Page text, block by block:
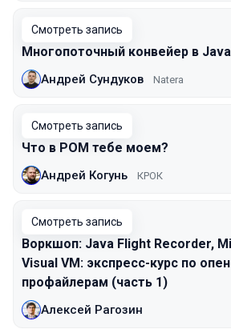
Смотреть запись
Многопоточный конвейер в Java
Андрей Сундуков Natera
Смотреть запись
Что в POM тебе моем?
Андрей Когунь КРОК
Смотреть запись
Воркшоп: Java Flight Recorder,
Visual VM: экспресс-курс по
профайлерам (часть 1)
Алексей Рагозин